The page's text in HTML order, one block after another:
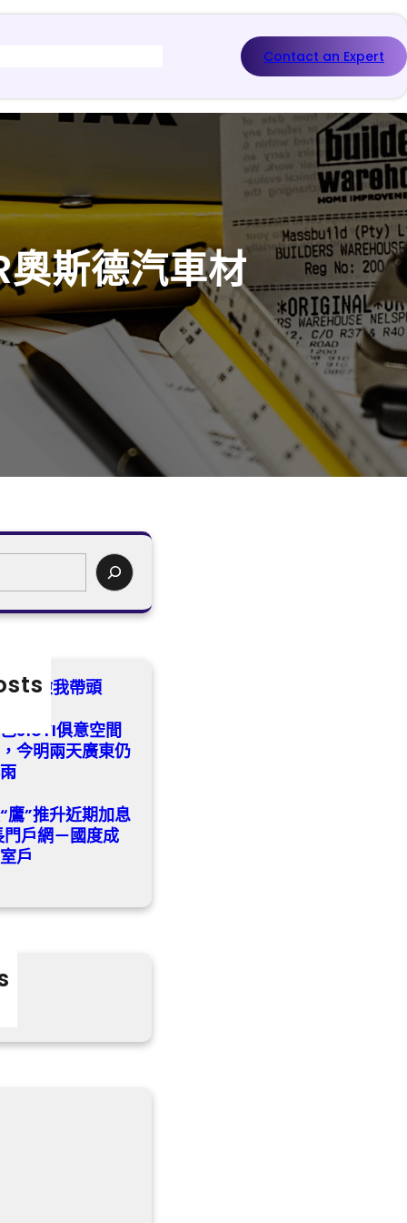
Contact an Expert
斯德汽車材
所健檢我帶頭
JIUYI俱意空間
今明兩天廣東仍
鷹”推升近期加息
戶網－國度成
戶